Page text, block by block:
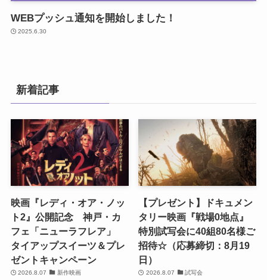
WEBプッシュ通知を開始しました！
2025.6.30
新着記事
映画『レディ・オア・ノッ
ト2』公開記念 神戸・カ
フェ「ニューラフレア」
タイアップスイーツ＆プレ
ゼントキャンペーン
2026.8.07 新作映画
【プレゼント】ドキュメン
タリー映画『戦場0地点』
特別試写会に40組80名様ご
招待☆（応募締切：8月19
日）
2026.8.07 試写会